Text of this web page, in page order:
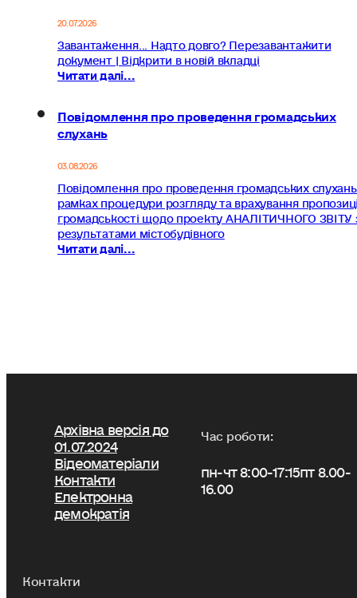
20.07.2026
Завантаження... Надто довго? Перезавантажити
документ | Відкрити в новій вкладці
Читати далі...
Повідомлення про проведення громадських
слухань
03.08.2026
Повідомлення про проведення громадських
рамках процедури розгляду та врахування
громадськості щодо проекту АНАЛІТИЧНОГО ЗВІТУ
результатами містобудівного
Читати далі...
Архівна версія до
01.07.2024
Відеоматеріали
Контакти
Електронна
демократія
Час роботи:
пн-чт 8:00-17:15пт 8.00-
16.00
Контакти